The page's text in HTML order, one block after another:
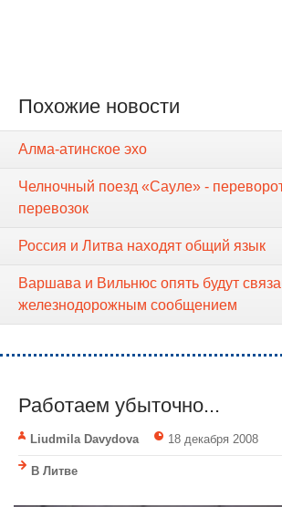
Похожие новости
Алма-атинское эхо
Челночный поезд «Сауле» -
перевозок
Россия и Литва находят общий язык
Варшава и Вильнюс опять будут
железнодорожным сообщением
Работаем убыточно...
Liudmila Davydova 18 декабря 2008
В Литве